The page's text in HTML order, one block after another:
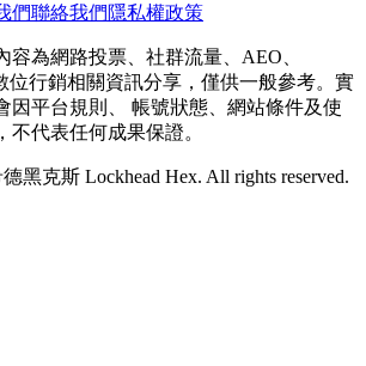
們聯絡我們 隱私權政策
容為網路投票、社群流量、AEO、
位行銷相關資訊分享，僅供一般參考。實
因平台規則、 帳號狀態、網站條件及使
不代表任何成果保證。
黑克斯 Lockhead Hex. All rights reserved.